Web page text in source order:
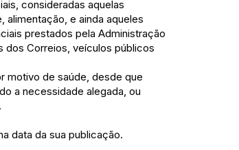
consideradas aquelas
alimentação, e ainda aqueles
prestados pela Administração
dos Correios, veículos públicos
motivo de saúde, desde que
a necessidade alegada, ou
data da sua publicação.